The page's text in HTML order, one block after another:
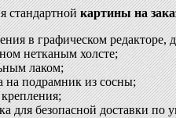
стандартнойкартины на
в графическом редакторе,
нетканым холсте;
лаком;
на подрамник из сосны;
для безопасной доставки по